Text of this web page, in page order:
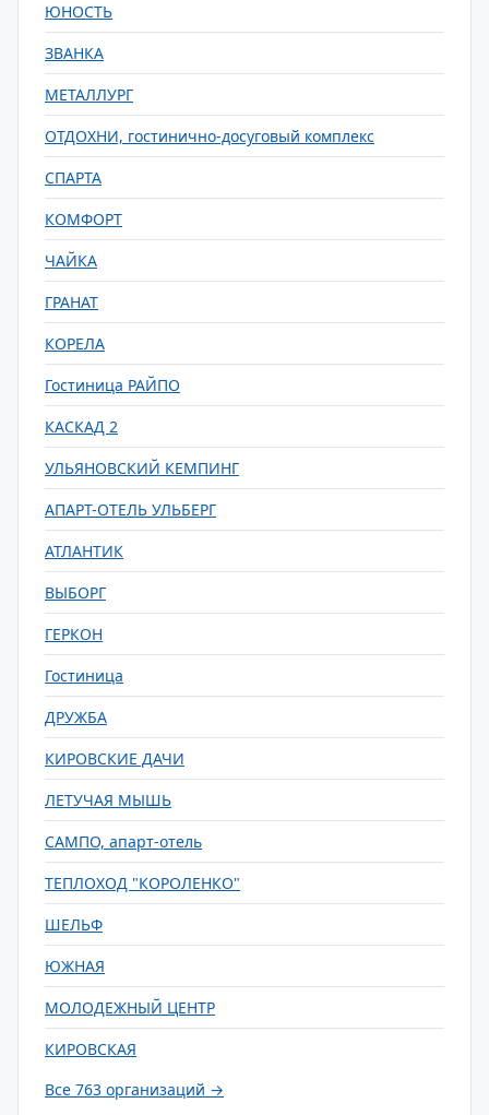
ЮНОСТЬ
ЗВАНКА
МЕТАЛЛУРГ
ОТДОХНИ, гостинично-досуговый комплекс
СПАРТА
КОМФОРТ
ЧАЙКА
ГРАНАТ
КОРЕЛА
Гостиница РАЙПО
КАСКАД 2
УЛЬЯНОВСКИЙ КЕМПИНГ
АПАРТ-ОТЕЛЬ УЛЬБЕРГ
АТЛАНТИК
ВЫБОРГ
ГЕРКОН
Гостиница
ДРУЖБА
КИРОВСКИЕ ДАЧИ
ЛЕТУЧАЯ МЫШЬ
САМПО, апарт-отель
ТЕПЛОХОД "КОРОЛЕНКО"
ШЕЛЬФ
ЮЖНАЯ
МОЛОДЕЖНЫЙ ЦЕНТР
КИРОВСКАЯ
Все 763 организаций →